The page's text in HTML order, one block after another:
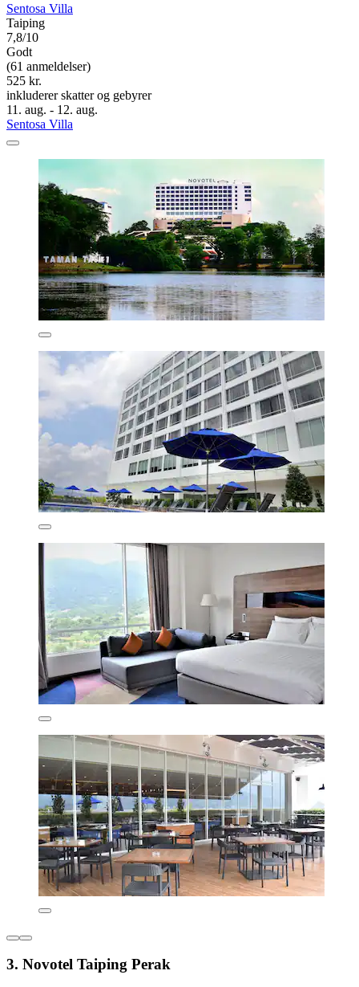
Sentosa Villa
Taiping
7,8/10
Godt
(61 anmeldelser)
525 kr.
inkluderer skatter og gebyrer
11. aug. - 12. aug.
Sentosa Villa
3. Novotel Taiping Perak